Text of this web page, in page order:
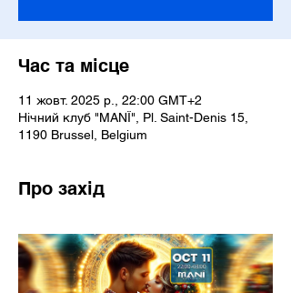
Час та місце
11 жовт. 2025 р., 22:00 GMT+2
Нічний клуб "MANÏ", Pl. Saint-Denis 15,
1190 Brussel, Belgium
Про захід